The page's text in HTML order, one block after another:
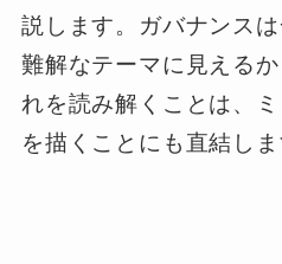
説します。ガバナンス
難解なテーマに見える
れを読み解くことは、
を描くことにも直結しま